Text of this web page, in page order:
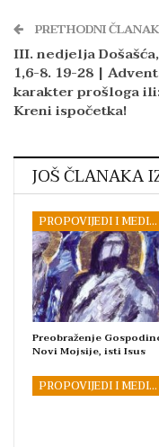
PRETHODNI ČLANAK
III. nedjelja
1,6-8. 19-28 |
karakter prošloga ili:
Kreni ispočetka!
JOŠ ČLANAKA
PROPOVIJEDI I MEDITACIJE
Preobraženje
Novi Mojsije, isti Isus
PROPOVIJEDI I MEDITACIJE